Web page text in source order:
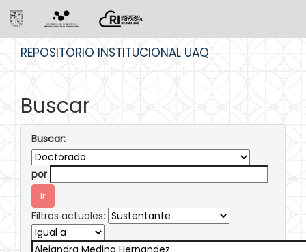
REPOSITORIO INSTITUCIONAL UAQ
Buscar
Buscar:
por
Filtros actuales: